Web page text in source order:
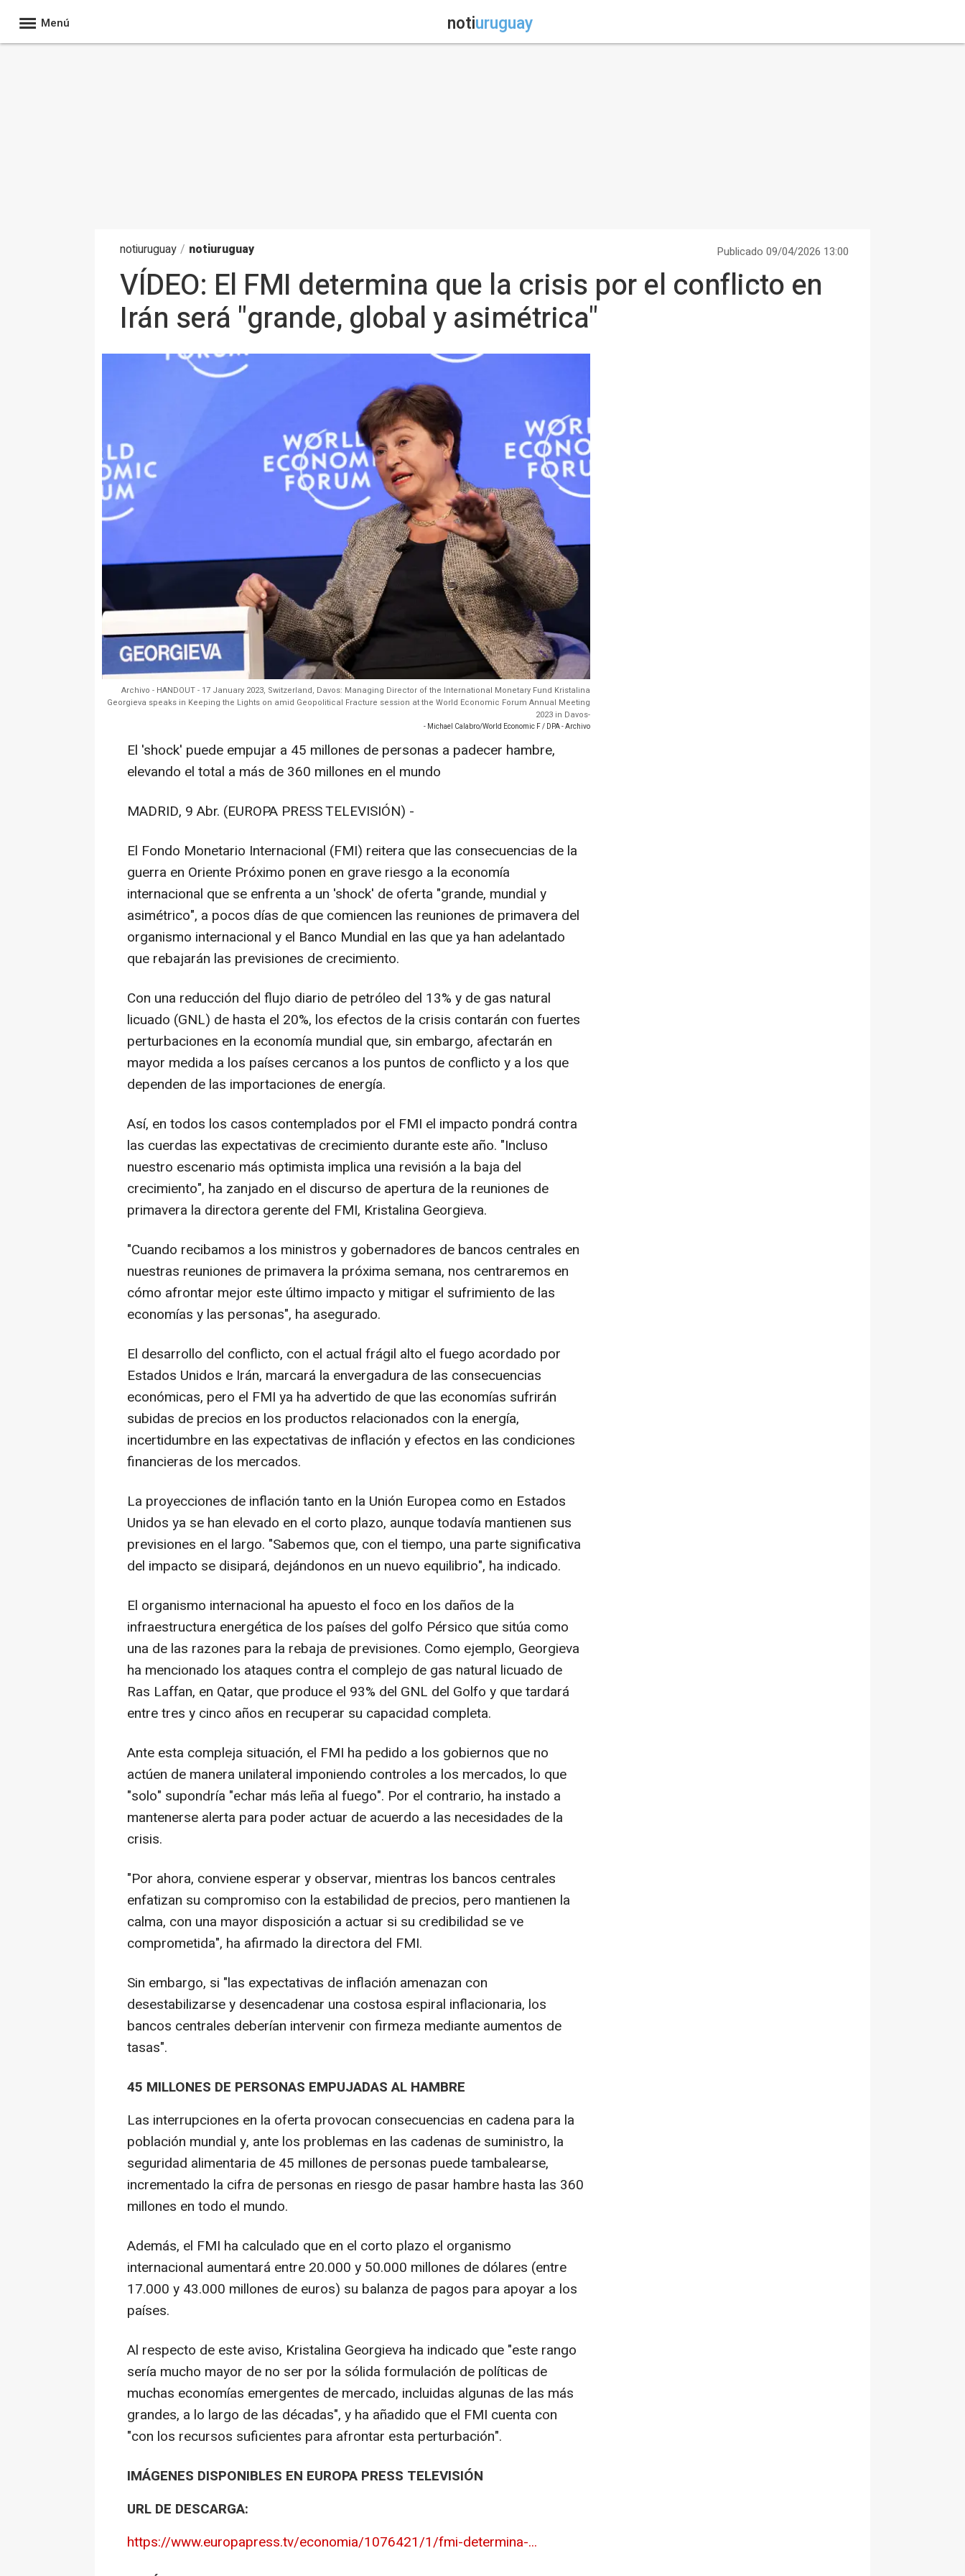
Menú notiuruguay
notiuruguay / notiuruguay Publicado 09/04/2026 13:00
VÍDEO: El FMI determina que la crisis por el conflicto en
Irán será "grande, global y asimétrica"
Archivo - HANDOUT - 17 January 2023, Switzerland, Davos: Managing Director of the International Monetary Fund Kristalina
Georgieva speaks in Keeping the Lights on amid Geopolitical Fracture session at the World Economic Forum Annual Meeting
2023 in Davos-
- Michael Calabro/World Economic F / DPA - Archivo
El 'shock' puede empujar a 45 millones de personas a padecer hambre,
elevando el total a más de 360 millones en el mundo
MADRID, 9 Abr. (EUROPA PRESS TELEVISIÓN) -
El Fondo Monetario Internacional (FMI) reitera que las consecuencias de la
guerra en Oriente Próximo ponen en grave riesgo a la economía
internacional que se enfrenta a un 'shock' de oferta "grande, mundial y
asimétrico", a pocos días de que comiencen las reuniones de primavera del
organismo internacional y el Banco Mundial en las que ya han adelantado
que rebajarán las previsiones de crecimiento.
Con una reducción del flujo diario de petróleo del 13% y de gas natural
licuado (GNL) de hasta el 20%, los efectos de la crisis contarán con fuertes
perturbaciones en la economía mundial que, sin embargo, afectarán en
mayor medida a los países cercanos a los puntos de conflicto y a los que
dependen de las importaciones de energía.
Así, en todos los casos contemplados por el FMI el impacto pondrá contra
las cuerdas las expectativas de crecimiento durante este año. "Incluso
nuestro escenario más optimista implica una revisión a la baja del
crecimiento", ha zanjado en el discurso de apertura de la reuniones de
primavera la directora gerente del FMI, Kristalina Georgieva.
"Cuando recibamos a los ministros y gobernadores de bancos centrales en
nuestras reuniones de primavera la próxima semana, nos centraremos en
cómo afrontar mejor este último impacto y mitigar el sufrimiento de las
economías y las personas", ha asegurado.
El desarrollo del conflicto, con el actual frágil alto el fuego acordado por
Estados Unidos e Irán, marcará la envergadura de las consecuencias
económicas, pero el FMI ya ha advertido de que las economías sufrirán
subidas de precios en los productos relacionados con la energía,
incertidumbre en las expectativas de inflación y efectos en las condiciones
financieras de los mercados.
La proyecciones de inflación tanto en la Unión Europea como en Estados
Unidos ya se han elevado en el corto plazo, aunque todavía mantienen sus
previsiones en el largo. "Sabemos que, con el tiempo, una parte significativa
del impacto se disipará, dejándonos en un nuevo equilibrio", ha indicado.
El organismo internacional ha apuesto el foco en los daños de la
infraestructura energética de los países del golfo Pérsico que sitúa como
una de las razones para la rebaja de previsiones. Como ejemplo, Georgieva
ha mencionado los ataques contra el complejo de gas natural licuado de
Ras Laffan, en Qatar, que produce el 93% del GNL del Golfo y que tardará
entre tres y cinco años en recuperar su capacidad completa.
Ante esta compleja situación, el FMI ha pedido a los gobiernos que no
actúen de manera unilateral imponiendo controles a los mercados, lo que
"solo" supondría "echar más leña al fuego". Por el contrario, ha instado a
mantenerse alerta para poder actuar de acuerdo a las necesidades de la
crisis.
"Por ahora, conviene esperar y observar, mientras los bancos centrales
enfatizan su compromiso con la estabilidad de precios, pero mantienen la
calma, con una mayor disposición a actuar si su credibilidad se ve
comprometida", ha afirmado la directora del FMI.
Sin embargo, si "las expectativas de inflación amenazan con
desestabilizarse y desencadenar una costosa espiral inflacionaria, los
bancos centrales deberían intervenir con firmeza mediante aumentos de
tasas".
45 MILLONES DE PERSONAS EMPUJADAS AL HAMBRE
Las interrupciones en la oferta provocan consecuencias en cadena para la
población mundial y, ante los problemas en las cadenas de suministro, la
seguridad alimentaria de 45 millones de personas puede tambalearse,
incrementado la cifra de personas en riesgo de pasar hambre hasta las 360
millones en todo el mundo.
Además, el FMI ha calculado que en el corto plazo el organismo
internacional aumentará entre 20.000 y 50.000 millones de dólares (entre
17.000 y 43.000 millones de euros) su balanza de pagos para apoyar a los
países.
Al respecto de este aviso, Kristalina Georgieva ha indicado que "este rango
sería mucho mayor de no ser por la sólida formulación de políticas de
muchas economías emergentes de mercado, incluidas algunas de las más
grandes, a lo largo de las décadas", y ha añadido que el FMI cuenta con
"con los recursos suficientes para afrontar esta perturbación".
IMÁGENES DISPONIBLES EN EUROPA PRESS TELEVISIÓN
URL DE DESCARGA:
https://www.europapress.tv/economia/1076421/1/fmi-determina-...